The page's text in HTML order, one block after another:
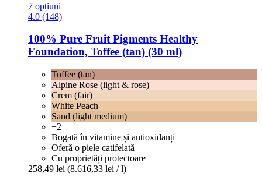
7 opțiuni
4.0 (148)
100% Pure Fruit Pigments Healthy
Foundation, Toffee (tan) (30 ml)
Toffee (tan)
Alpine Rose (light & rose)
Crem (fair)
White Peach
Sand (light medium)
+2
Bogată în vitamine și antioxidanți
Oferă o piele catifelată
Cu proprietăți protectoare
258,49 lei (8.616,33 lei / l)